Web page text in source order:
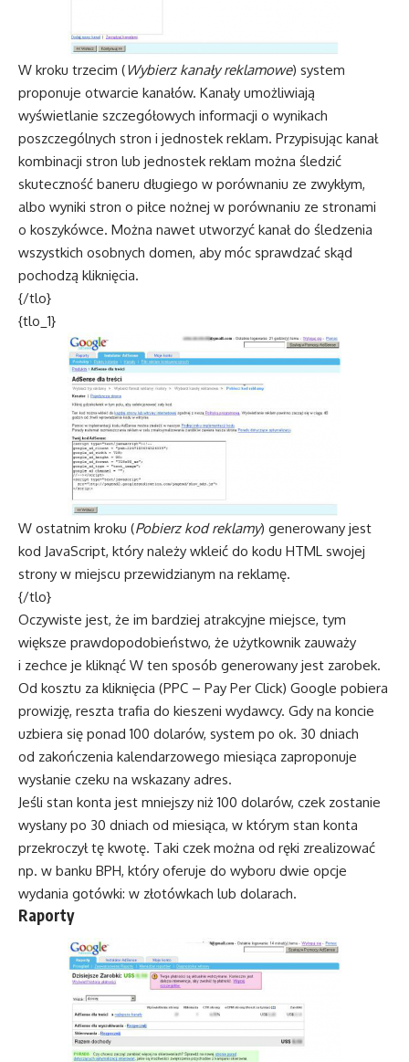
W kroku trzecim (Wybierz kanały reklamowe) system
proponuje otwarcie kanałów. Kanały umożliwiają
wyświetlanie szczegółowych informacji o wynikach
poszczególnych stron i jednostek reklam. Przypisując kanał
kombinacji stron lub jednostek reklam można śledzić
skuteczność baneru długiego w porównaniu ze zwykłym,
albo wyniki stron o piłce nożnej w porównaniu ze stronami
o koszykówce. Można nawet utworzyć kanał do śledzenia
wszystkich osobnych domen, aby móc sprawdzać skąd
pochodzą kliknięcia.
{/tlo}
{tlo_1}
W ostatnim kroku (Pobierz kod reklamy) generowany jest
kod JavaScript, który należy wkleić do kodu HTML swojej
strony w miejscu przewidzianym na reklamę.
{/tlo}
Oczywiste jest, że im bardziej atrakcyjne miejsce, tym
większe prawdopodobieństwo, że użytkownik zauważy
i zechce je kliknąć W ten sposób generowany jest zarobek.
Od kosztu za kliknięcia (PPC – Pay Per Click) Google pobiera
prowizję, reszta trafia do kieszeni wydawcy. Gdy na koncie
uzbiera się ponad 100 dolarów, system po ok. 30 dniach
od zakończenia kalendarzowego miesiąca zaproponuje
wysłanie czeku na wskazany adres.
Jeśli stan konta jest mniejszy niż 100 dolarów, czek zostanie
wysłany po 30 dniach od miesiąca, w którym stan konta
przekroczył tę kwotę. Taki czek można od ręki zrealizować
np. w banku BPH, który oferuje do wyboru dwie opcje
wydania gotówki: w złotówkach lub dolarach.
Raporty